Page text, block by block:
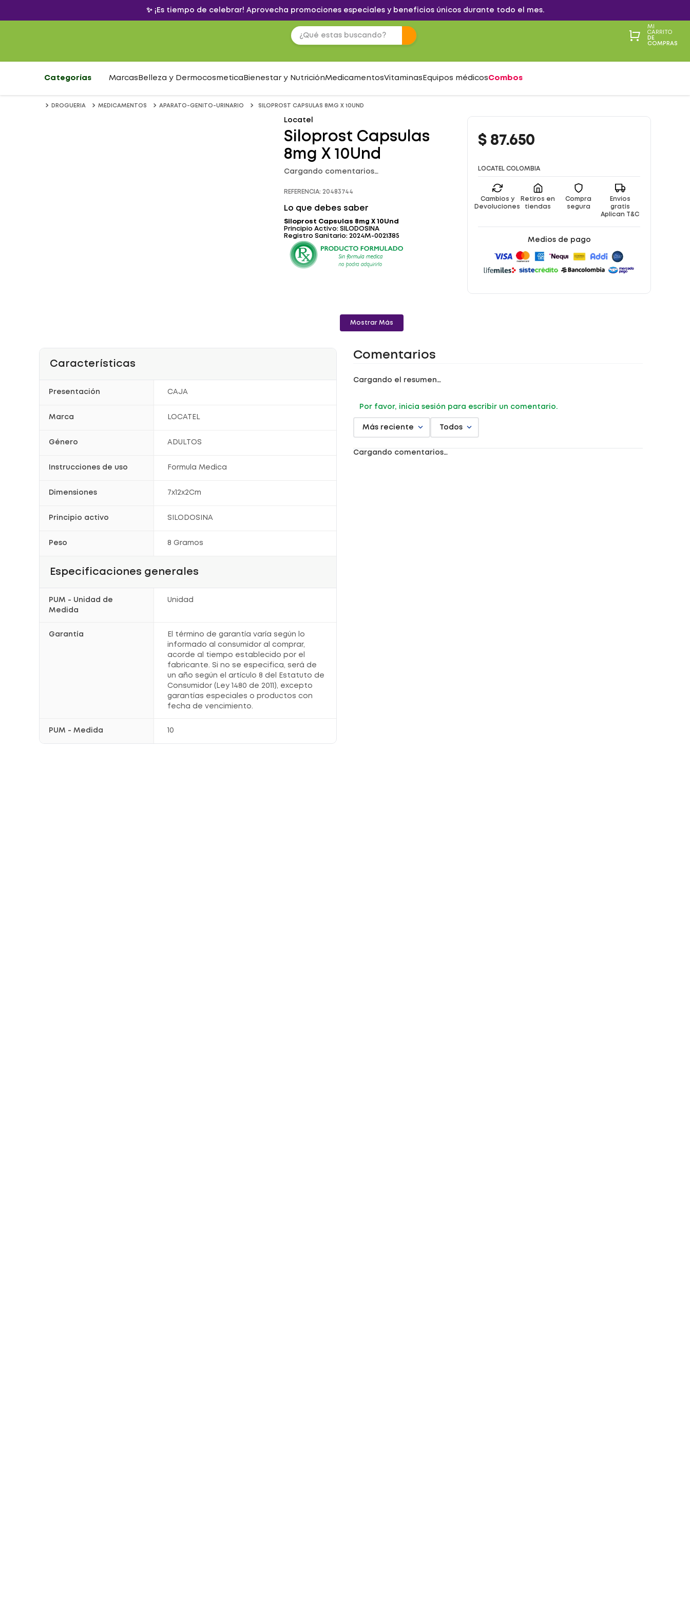
✨ ¡Es tiempo de celebrar! Aprovecha promociones especiales y beneficios únicos durante todo el mes.
MI
CARRITO
DE
COMPRAS
Categorías Marcas Belleza y Dermocosmetica Bienestar y NutriciónMedicamentosVitaminas Equipos médicosCombos
DROGUERIA MEDICAMENTOS APARATO-GENITO-URINARIO SILOPROST CAPSULAS 8MG X 10UND
Locatel
Siloprost Capsulas
8mg X 10Und
Cargando comentarios…
REFERENCIA: 20483744
Lo que debes saber
Siloprost Capsulas 8mg X 10Und
Principio Activo: SILODOSINA
Registro Sanitario: 2024M-0021385
Mostrar Más
$ 87.650
LOCATEL COLOMBIA
Cambios y
Devoluciones
Retiros en
tiendas
Compra
segura
Envíos
gratis
Aplican T&C
Medios de pago
Características
Presentación CAJA
Marca LOCATEL
Género ADULTOS
Instrucciones de uso Formula Medica
Dimensiones 7x12x2Cm
Principio activo SILODOSINA
Peso 8 Gramos
Especificaciones generales
PUM - Unidad de
Medida
Unidad
Garantía
El término de garantía varía según lo
informado al consumidor al comprar,
acorde al tiempo establecido por el
fabricante. Si no se especifica, será de
un año según el artículo 8 del Estatuto de
Consumidor (Ley 1480 de 2011), excepto
garantías especiales o productos con
fecha de vencimiento.
PUM - Medida 10
Comentarios
Cargando el resumen…
Por favor, inicia sesión para escribir un comentario.
Más reciente Todos
Cargando comentarios…